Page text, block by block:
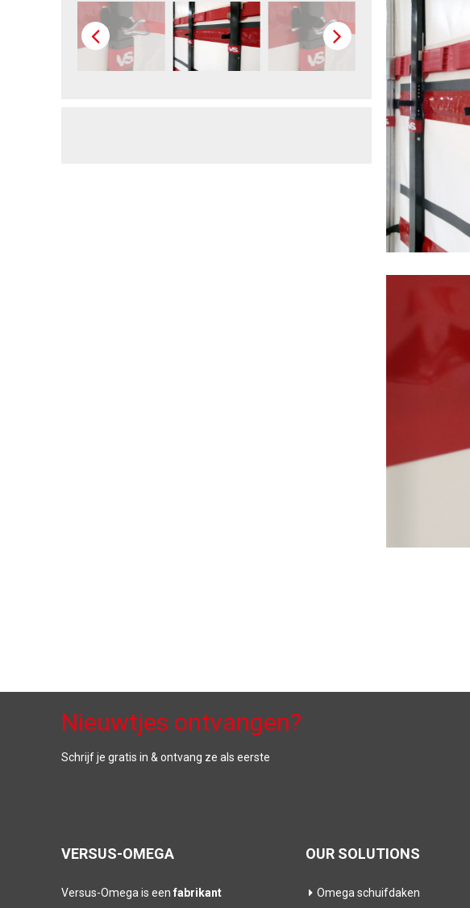
Nieuwtjes ontvangen?
Schrijf je gratis in & ontvang ze als eerste
VERSUS-OMEGA
Versus-Omega is een fabrikant
OUR SOLUTIONS
Omega schuifdaken